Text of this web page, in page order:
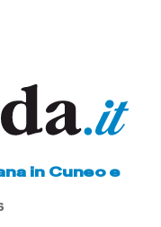
in Cuneo e